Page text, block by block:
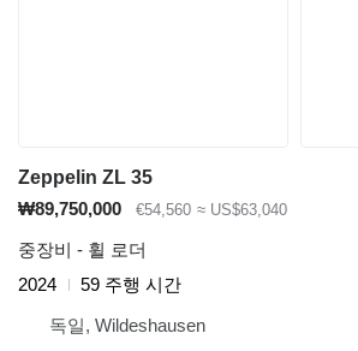
Zeppelin ZL 35
₩89,750,000
€54,560 ≈ US$63,040
중장비 - 휠 로더
2024
59 주행 시간
독일, Wildeshausen